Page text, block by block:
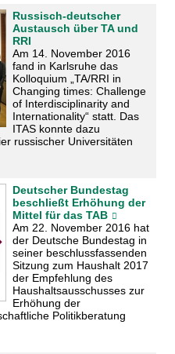
Russisch-deutscher
Austausch über TA und
RRI
Am 14. November 2016
fand in Karlsruhe das
Kolloquium „TA/RRI in
Changing times: Challenge
of Interdisciplinarity and
Internationality“ statt. Das
ITAS konnte dazu
russischer Universitäten
Deutscher Bundestag
beschließt Erhöhung der
Mittel für das TAB
Am 22. November 2016 hat
der Deutsche Bundestag in
seiner beschlussfassenden
Sitzung zum Haushalt 2017
der Empfehlung des
Haushaltsausschusses zur
Erhöhung der
Politikberatung